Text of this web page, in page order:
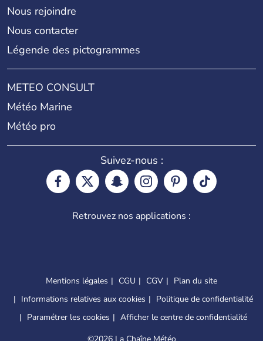
Nous rejoindre
Nous contacter
Légende des pictogrammes
METEO CONSULT
Météo Marine
Météo pro
Suivez-nous :
Retrouvez nos applications :
Mentions légales CGU CGV
Plan du site
Informations relatives aux cookies
Politique de confidentialité
Paramétrer les cookies
Afficher le centre de confidentialité